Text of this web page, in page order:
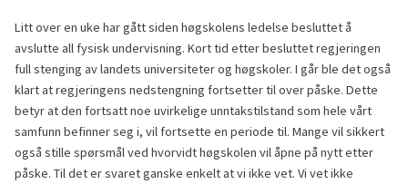
Litt over en uke har gått siden høgskolens ledelse besluttet å
avslutte all fysisk undervisning. Kort tid etter besluttet regjeringen
full stenging av landets universiteter og høgskoler. I går ble det også
klart at regjeringens nedstengning fortsetter til over påske. Dette
betyr at den fortsatt noe uvirkelige unntakstilstand som hele vårt
samfunn befinner seg i, vil fortsette en periode til. Mange vil sikkert
også stille spørsmål ved hvorvidt høgskolen vil åpne på nytt etter
påske. Til det er svaret ganske enkelt at vi ikke vet. Vi vet ikke